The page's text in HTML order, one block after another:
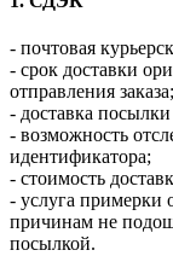
- почтовая
- срок доставки
отправления заказа;
- доставка
- возможность
идентификатора;
- стоимость
- услуга примерки
причинам не
посылкой.